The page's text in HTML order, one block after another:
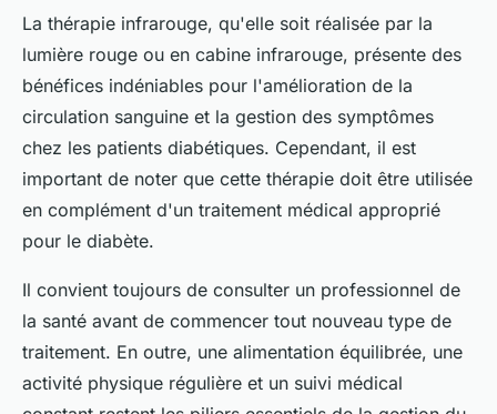
La thérapie infrarouge, qu'elle soit réalisée par la
lumière rouge ou en cabine infrarouge, présente des
bénéfices indéniables pour l'amélioration de la
circulation sanguine et la gestion des symptômes
chez les patients diabétiques. Cependant, il est
important de noter que cette thérapie doit être utilisée
en complément d'un traitement médical approprié
pour le diabète.
Il convient toujours de consulter un professionnel de
la santé avant de commencer tout nouveau type de
traitement. En outre, une alimentation équilibrée, une
activité physique régulière et un suivi médical